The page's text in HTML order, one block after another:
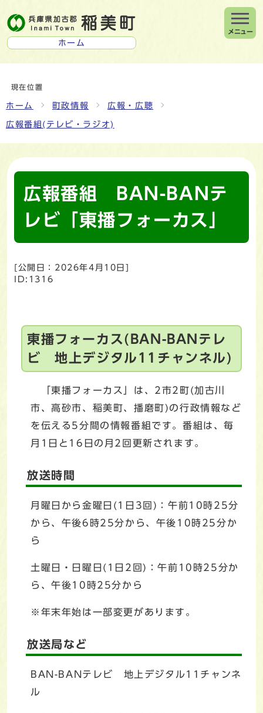
ホーム
メニュー
現在位置
ホーム 町政情報 広報・広聴
広報番組(テレビ・ラジオ)
広報番組 BAN-BANテ
レビ「東播フォーカス」
[公開日： 2026年4月10日 ]
ID:1316
東播フォーカス(BAN-BANテレ
ビ 地上デジタル11チャンネル)
「東播フォーカス」は、2市2町(加古川
市、高砂市、稲美町、播磨町)の行政情報など
を伝える5分間の情報番組です。番組は、毎
月1日と16日の月2回更新されます。
放送時間
月曜日から金曜日(1日3回)：午前10時25分
から、午後6時25分から、午後10時25分か
ら
土曜日・日曜日(1日2回)：午前10時25分か
ら、午後10時25分から
※年末年始は一部変更があります。
放送局など
BAN-BANテレビ 地上デジタル11チャンネ
ル